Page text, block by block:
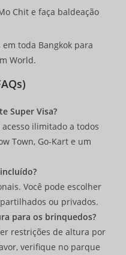
Chit e faça baldeação
toda Bangkok para
World.
Super Visa?
ilimitado a todos
Town, Go-Kart e um
Você pode escolher
ou privados.
para os brinquedos?
restrições de altura por
verifique no parque